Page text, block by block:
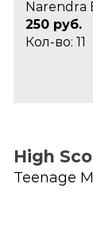
Narendra
250 руб.
Кол-во: 11
High
Teenage